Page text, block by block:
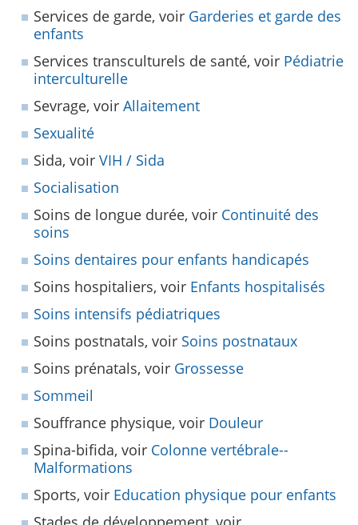
Services de garde, voir Garderies et garde des
enfants
Services transculturels de santé, voir Pédiatrie
interculturelle
Sevrage, voir Allaitement
Sexualité
Sida, voir VIH / Sida
Socialisation
Soins de longue durée, voir Continuité des
soins
Soins dentaires pour enfants handicapés
Soins hospitaliers, voir Enfants hospitalisés
Soins intensifs pédiatriques
Soins postnatals, voir Soins postnataux
Soins prénatals, voir Grossesse
Sommeil
Souffrance physique, voir Douleur
Spina-bifida, voir Colonne vertébrale--
Malformations
Sports, voir Education physique pour enfants